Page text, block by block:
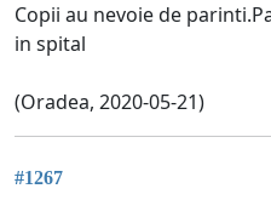
Copii au nevoie de
in spital
(Oradea, 2020-05-21)
#1267